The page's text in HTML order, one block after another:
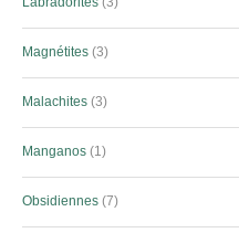
Magnétites 3
Malachites 3
Manganos 1
Obsidiennes 7